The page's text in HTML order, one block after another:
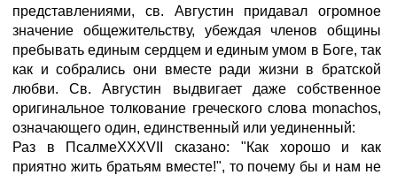
представлениями, св. Августин придавал огромное
значение общежительству, убеждая членов общины
пребывать единым сердцем и единым умом в Боге, так
как и собрались они вместе ради жизни в братской
любви. Св. Августин выдвигает даже собственное
оригинальное толкование греческого слова monachos,
означающего один, единственный или уединенный:
Раз в ПсалмеXXXVII сказано: "Как хорошо и как
приятно жить братьям вместе!", то почему бы и нам не